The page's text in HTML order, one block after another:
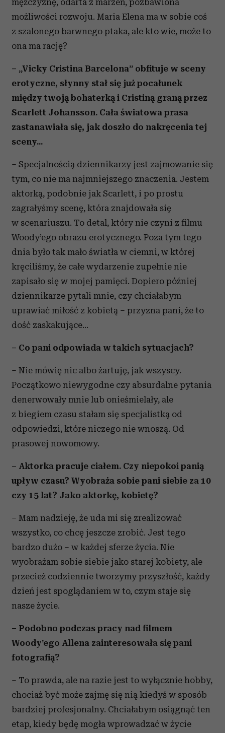
mężczyznę, odarta z marzeń, pozbawiona
możliwości rozwoju. Maria Elena ma w sobie coś
z szalonego barwnego ptaka, ale kto wie, może to
ona ma rację?
– „Vicky Cristina Barcelona” obfituje w sceny
erotyczne, słynny stał się już pocałunek
między twoją bohaterką i Cristiną graną przez
Scarlett Johansson. Cała światowa prasa
zastanawiała się, jak doszło do nakręcenia tej
sceny...
– Specjalnością dziennikarzy jest zajmowanie się
tym, co nie ma najmniejszego znaczenia. Jestem
aktorką, podobnie jak Scarlett, i po prostu
zagrałyśmy scenę, która znajdowała się
w scenariuszu. To detal, który nie czyni z filmu
Woody’ego obrazu erotycznego. Poza tym tego
dnia było tak mało światła w ciemni, w której
kręciliśmy, że całe wydarzenie zupełnie nie
zapisało się w mojej pamięci. Dopiero później
dziennikarze pytali mnie, czy chciałabym
uprawiać miłość z kobietą – przyzna pani, że to
dość zaskakujące...
– Co pani odpowiada w takich sytuacjach?
– Nie mówię nic albo żartuję, jak wszyscy.
Początkowo niewygodne czy absurdalne pytania
denerwowały mnie lub onieśmielały, ale
z biegiem czasu stałam się specjalistką od
odpowiedzi, które niczego nie wnoszą. Od
prasowej nowomowy.
– Aktorka pracuje ciałem. Czy niepokoi panią
upływ czasu? Wyobraża sobie pani siebie za 10
czy 15 lat? Jako aktorkę, kobietę?
– Mam nadzieję, że uda mi się zrealizować
wszystko, co chcę jeszcze zrobić. Jest tego
bardzo dużo – w każdej sferze życia. Nie
wyobrażam sobie siebie jako starej kobiety, ale
przecież codziennie tworzymy przyszłość, każdy
dzień jest spoglądaniem w to, czym staje się
nasze życie.
– Podobno podczas pracy nad filmem
Woody’ego Allena zainteresowała się pani
fotografią?
– To prawda, ale na razie jest to wyłącznie hobby,
chociaż być może zajmę się nią kiedyś w sposób
bardziej profesjonalny. Chciałabym osiągnąć ten
etap, kiedy będę mogła wprowadzać w życie